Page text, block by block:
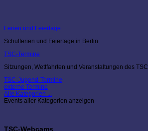
Ferien und Feiertage
Schulferien und Feiertage in Berlin
TSC-Termine
Sitzungen, Wettfahrten und Veranstaltungen des TSC
TSC-Jugend-Termine
externe Termine
Alle Kategorien ...
Events aller Kategorien anzeigen
TSC-Webcams